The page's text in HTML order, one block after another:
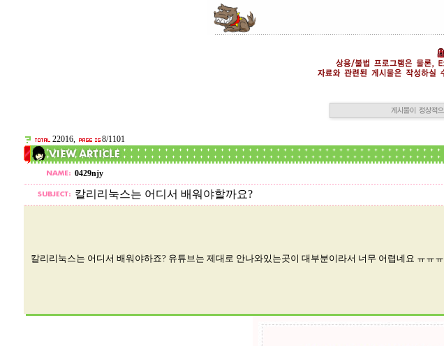
22016, 8/1101
0429njy
칼리리눅스는 어디서 배워야할까요?
칼리리눅스는 어디서 배워야하죠? 유튜브는 제대로 안나와있는곳이 대부분이라서 너무 어렵네요 ㅠㅠㅠ